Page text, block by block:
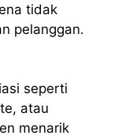
tidak
pelanggan.
seperti
atau
menarik